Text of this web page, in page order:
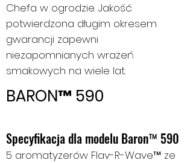
Chefa w ogrodzie. Jakość
potwierdzona długim okresem
gwarancji zapewni
niezapomnianych wrażeń
smakowych na wiele lat.
BARON™ 590
Specyfikacja dla modelu Baron™ 590
5 aromatyzerów Flav-R-Wave™ ze